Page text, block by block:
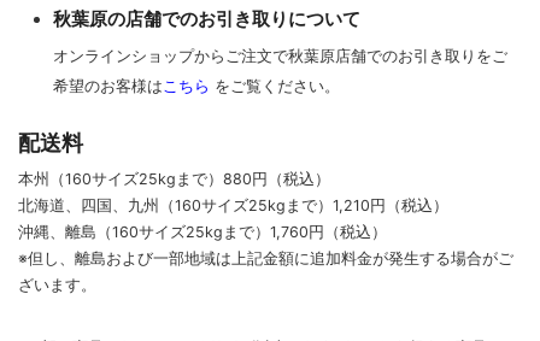
秋葉原の店舗でのお引き取りについて
オンラインショップからご注文で秋葉原店舗でのお引き取りをご
希望のお客様は こちら をご覧ください。
配送料
本州（160サイズ25kgまで）880円（税込）
北海道、四国、九州
（160サイズ25kgまで） 1,210円（税込）
沖縄、離島 （160サイズ25kgまで） 1,760円（税込）
※但し、離島および一部地域は上記金額に追加料金が発生する場合がご
ざいます。